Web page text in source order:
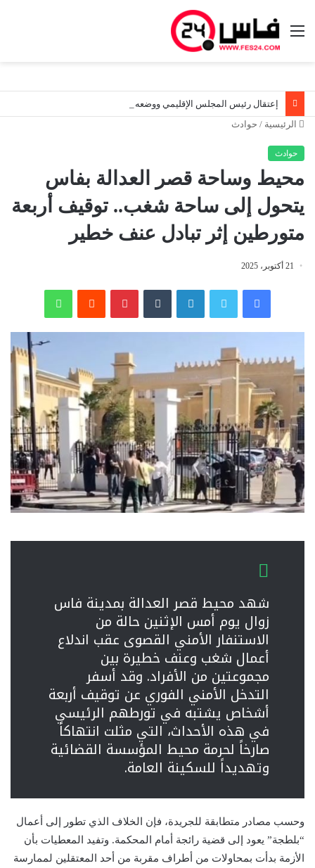
القائمة
الرئيسية / حوادث
حوادث
محيط وساحة قصر العدالة بفاس
يتحول إلى ساحة شغب.. توقيف أربعة
متورطين إثر تبادل عنف خطير
21 أكتوبر، 2025
فيسبوك لينكدإن بينتيريست
شهد محيط قصر العدالة بمدينة فاس
زوال يوم أمس الإثنين حالة من
الاستنفار الأمني القصوى عقب اندلاع
أعمال شغب وعنف خطيرة بين
مجموعتين من الأفراد. وقد أسفر
التدخل الأمني الفوري عن توقيف أربعة
أشخاص يشتبه في تورطهم الرئيسي
في هذه الأحداث، التي مثلت انتهاكاً
صارخاً لحرمة محيط المؤسسة القضائية
وتهديداً للسكينة العامة.
وحسب مصادر متطابقة للجريدة، فإن الخلاف الذي تطور إلى أعمال
“بلطجة” يعود إلى قضية رائجة أمام المحكمة. وتفيد المعطيات بأن
الأزمة بدأت بمحاولات من أطراف مقربة من أحد المعتقلين لممارسة